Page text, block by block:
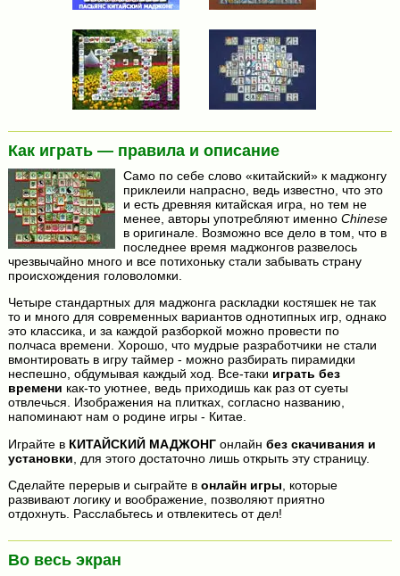
Как играть — правила и описание
Само по себе слово «китайский» к маджонгу
приклеили напрасно, ведь известно, что это
и есть древняя китайская игра, но тем не
менее, авторы употребляют именно Chinese
в оригинале. Возможно все дело в том, что в
последнее время маджонгов развелось
чрезвычайно много и все потихоньку стали забывать страну
происхождения головоломки.
Четыре стандартных для маджонга раскладки костяшек не так
то и много для современных вариантов однотипных игр, однако
это классика, и за каждой разборкой можно провести по
полчаса времени. Хорошо, что мудрые разработчики не стали
вмонтировать в игру таймер - можно разбирать пирамидки
неспешно, обдумывая каждый ход. Все-таки играть без
времени как-то уютнее, ведь приходишь как раз от суеты
отвлечься. Изображения на плитках, согласно названию,
напоминают нам о родине игры - Китае.
Играйте в КИТАЙСКИЙ МАДЖОНГонлайн без скачивания и
установки , для этого достаточно лишь открыть эту страницу.
Сделайте перерыв и сыграйте в онлайн игры, которые
развивают логику и воображение, позволяют приятно
отдохнуть. Расслабьтесь и отвлекитесь от дел!
Во весь экран